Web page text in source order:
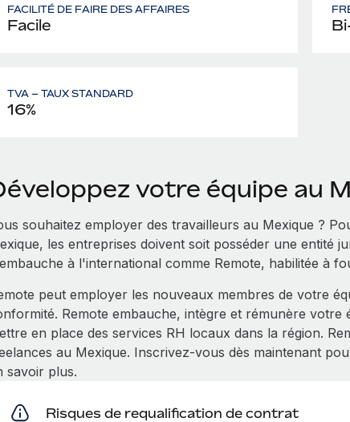
FACILITÉ DE FAIRE DES AFFAIRES
Facile
TVA – TAUX STANDARD
16%
votre équipe au
souhaitez employer des travailleurs au Mexique ?
les entreprises doivent soit posséder une entité
à l'international comme Remote, habilitée à
peut employer les nouveaux membres de votre
Remote embauche, intègre et rémunère votre
en place des services RH locaux dans la région.
au Mexique. Inscrivez-vous dès maintenant
savoir plus.
Risques de requalification de contrat